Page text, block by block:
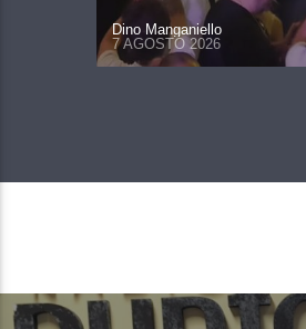
Dino Manganiello
7 AGOSTO 2026